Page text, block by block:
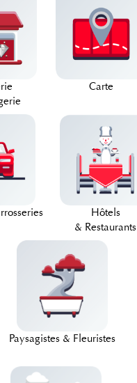
Carte
Hôtels
& Restaurants
Paysagistes & Fleuristes